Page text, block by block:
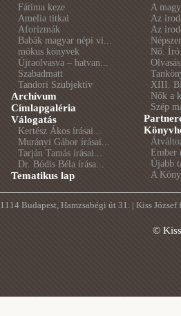
Fátima keze
Amelia titkai
Aforizmák
Babák magyar népi vi...
mókus könyvek
Újraolvasva – hatvan...
Szabadmatt
Tandori Szubjektív
Archívum
Címlapgaléria
Válogatás
Kertész Ákos írásai...
Murányi Gábor írásai...
Tarján Tamás írásai...
Dr. Bódis Béla írása...
Tematikus lap
A
Az
Az
Nő.
XIII.
Nők a
Szép
Ember
Újabb
A
1114 Budapest, Hamzsabégi út 31. | Kiss
©